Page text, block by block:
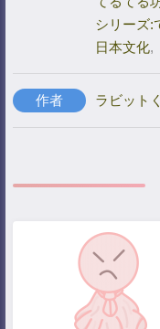
シリーズ:
日本文化,
作者 ラビット